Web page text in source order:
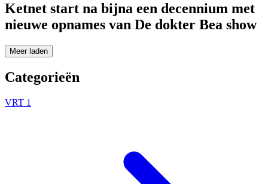
Ketnet start na bijna een decennium met
nieuwe opnames van De dokter Bea show
Meer laden
Categorieën
VRT 1